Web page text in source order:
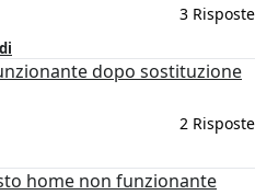
3 Risposte
dopo sostituzione
2 Risposte
home non funzionante